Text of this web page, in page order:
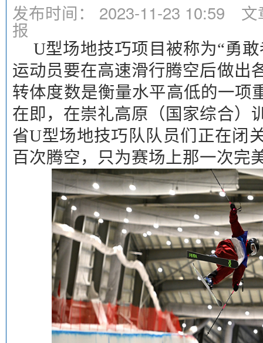
发布时间： 2023-11-23 10:59 文
报
U型场地技巧项目被称为“勇
运动员要在高速滑行腾空后做出
转体度数是衡量水平高低的一项
在即，在崇礼高原（国家综合）
省U型场地技巧队队员们正在闭
百次腾空，只为赛场上那一次完